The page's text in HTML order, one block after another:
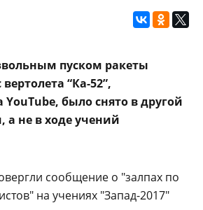
пуском ракеты
“Ка-52”,
было снято в другой
а не в ходе учений